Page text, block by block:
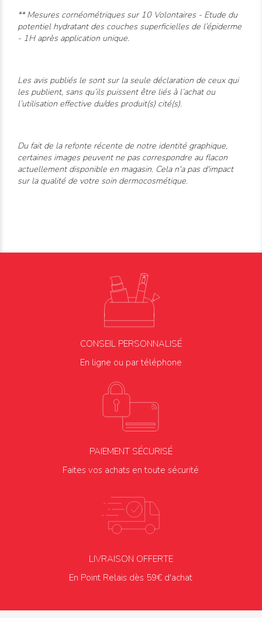
** Mesures cornéométriques sur 10 Volontaires - Etude du
potentiel hydratant des couches superficielles de l’épiderme
- 1H après application unique.
Les avis publiés le sont sur la seule déclaration de ceux qui
les publient, sans qu’ils puissent être liés à l’achat ou
l’utilisation effective du/des produit(s) cité(s).
Du fait de la refonte récente de notre identité graphique,
certaines images peuvent ne pas correspondre au flacon
actuellement disponible en magasin. Cela n'a pas d'impact
sur la qualité de votre soin dermocosmétique.
CONSEIL PERSONNALISÉ
En ligne ou par téléphone
PAIEMENT SÉCURISÉ
Faites vos achats en toute sécurité
LIVRAISON OFFERTE
En Point Relais dès 59€ d'achat